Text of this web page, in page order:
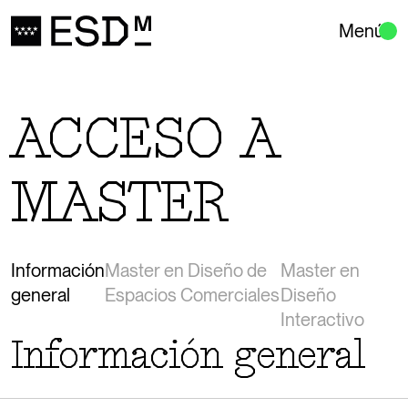
Menú
ACCESO A
MASTER
Información
general
Master en Diseño de
Espacios Comerciales
Master en
Diseño
Interactivo
Información general